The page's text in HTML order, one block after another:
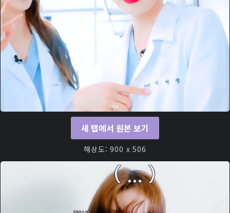
새 탭에서 원본 보기
해상도: 900 x 506